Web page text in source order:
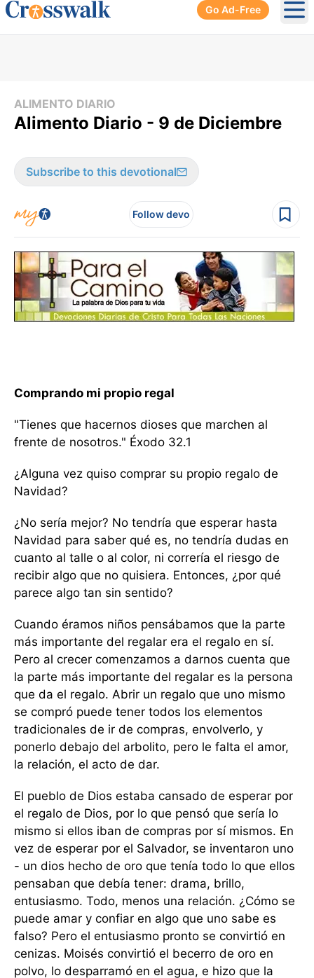
Go Ad-Free
ALIMENTO DIARIO
Alimento Diario - 9 de Diciembre
Subscribe to this devotional
Follow devo
Comprando mi propio regal
"Tienes que hacernos dioses que marchen al
frente de nosotros." Éxodo 32.1
¿Alguna vez quiso comprar su propio regalo de
Navidad?
¿No sería mejor? No tendría que esperar hasta
Navidad para saber qué es, no tendría dudas en
cuanto al talle o al color, ni correría el riesgo de
recibir algo que no quisiera. Entonces, ¿por qué
parece algo tan sin sentido?
Cuando éramos niños pensábamos que la parte
más importante del regalar era el regalo en sí.
Pero al crecer comenzamos a darnos cuenta que
la parte más importante del regalar es la persona
que da el regalo. Abrir un regalo que uno mismo
se compró puede tener todos los elementos
tradicionales de ir de compras, envolverlo, y
ponerlo debajo del arbolito, pero le falta el amor,
la relación, el acto de dar.
El pueblo de Dios estaba cansado de esperar por
el regalo de Dios, por lo que pensó que sería lo
mismo si ellos iban de compras por sí mismos. En
vez de esperar por el Salvador, se inventaron uno
- un dios hecho de oro que tenía todo lo que ellos
pensaban que debía tener: drama, brillo,
entusiasmo. Todo, menos una relación. ¿Cómo se
puede amar y confiar en algo que uno sabe es
falso? Pero el entusiasmo pronto se convirtió en
cenizas. Moisés convirtió el becerro de oro en
polvo, lo desparramó en el agua, e hizo que la